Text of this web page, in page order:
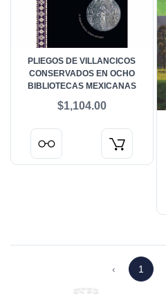
PLIEGOS DE VILLANCICOS
CONSERVADOS EN OCHO
BIBLIOTECAS MEXICANAS
$1,104.00
‹ 1